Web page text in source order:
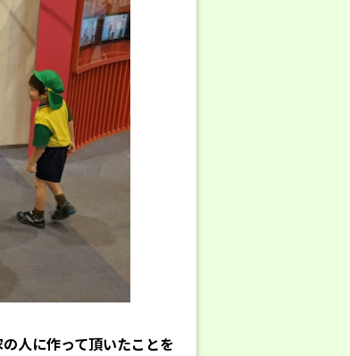
人に作って頂いたことを